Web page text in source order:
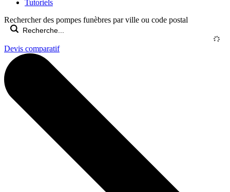
Tutoriels
Rechercher des pompes funèbres par ville ou code postal
Devis comparatif